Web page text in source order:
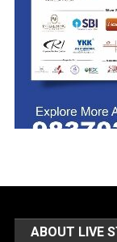
ABOUT LIVE